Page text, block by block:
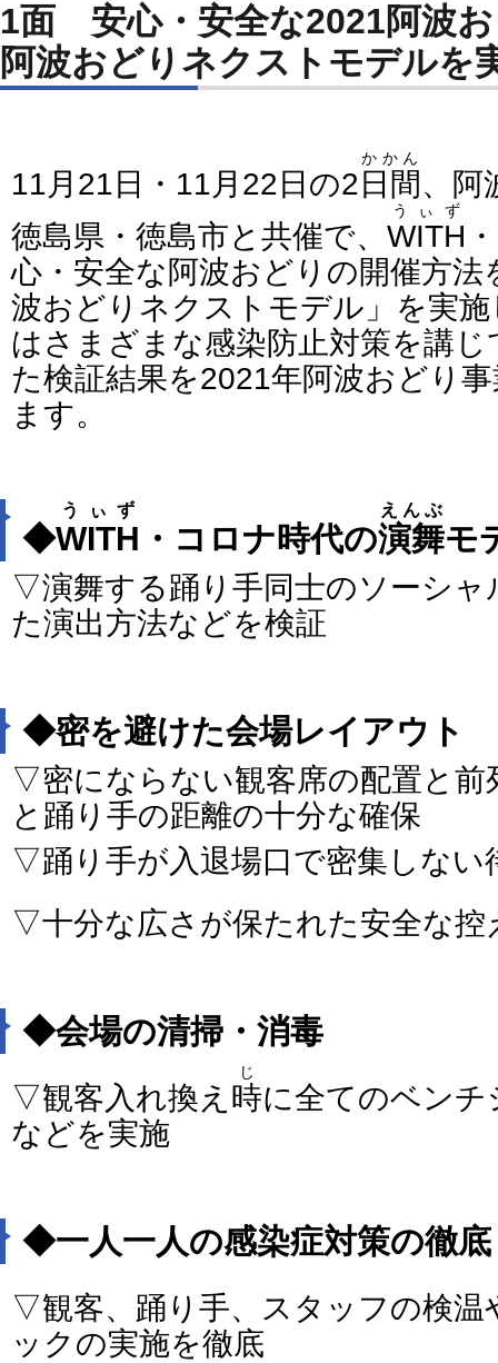
1面 安心・安全な2021阿波
阿波おどりネクストモデルを
11月21日・11月22日の2 日間
かかん
、阿
徳島県・徳島市と共催で、 WITH
うぃず
心・安全な阿波おどりの開催方
波おどりネクストモデル」を実
はさまざまな感染防止対策を講
た検証結果を2021年阿波おどり
ます。
◆WITH
うぃず
・コロナ時代の演舞
えんぶ
モ
▽演舞する踊り手同士のソーシ
た演出方法などを検証
◆密を避けた会場レイアウト
▽密にならない観客席の配置と前
と踊り手の距離の十分な確保
▽踊り手が入退場口で密集しない
▽十分な広さが保たれた安全な控
◆会場の清掃・消毒
▽観客入れ換え 時
じ
に全てのベンチ
などを実施
◆一人一人の感染症対策の徹底
▽観客、踊り手、スタッフの検温
ックの実施を徹底